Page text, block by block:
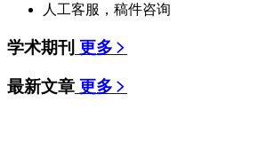
人工客服，稿件咨询
学术期刊 更多
最新文章 更多